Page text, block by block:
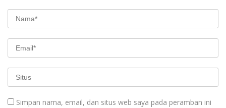
Simpan nama, email, dan situs web saya pada peramban ini